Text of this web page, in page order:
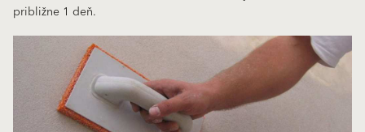
približne 1 deň.